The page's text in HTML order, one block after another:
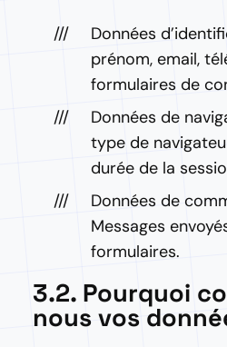
Données
prénom, email,
formulaires de
Données de
type de
durée de la
Données de
Messages
formulaires.
3.2. Pourquoi
nous vos